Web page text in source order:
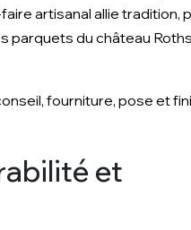
artisanal allie tradition,
parquets du château
fourniture, pose et
et